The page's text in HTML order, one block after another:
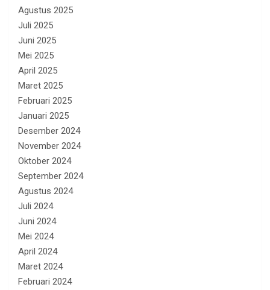
Agustus 2025
Juli 2025
Juni 2025
Mei 2025
April 2025
Maret 2025
Februari 2025
Januari 2025
Desember 2024
November 2024
Oktober 2024
September 2024
Agustus 2024
Juli 2024
Juni 2024
Mei 2024
April 2024
Maret 2024
Februari 2024